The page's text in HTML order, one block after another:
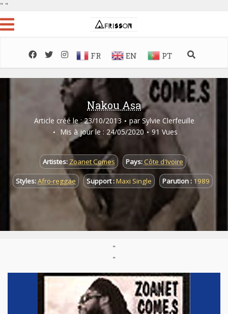
" "
FR EN PT
Nakou Asa
Article créé le : 23/10/2013 par Sylvie Clerfeuille
Mis à jour le : 24/05/2020
91 Vues
Artistes: Zoanet Comes Pays:Côte d'Ivoire
Styles:Afro-reggae Support :Maxi Single Parution : 1989
"
"